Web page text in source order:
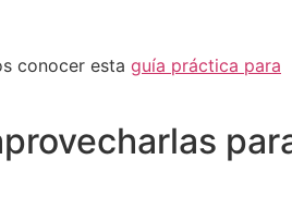
conocer esta guía práctica para